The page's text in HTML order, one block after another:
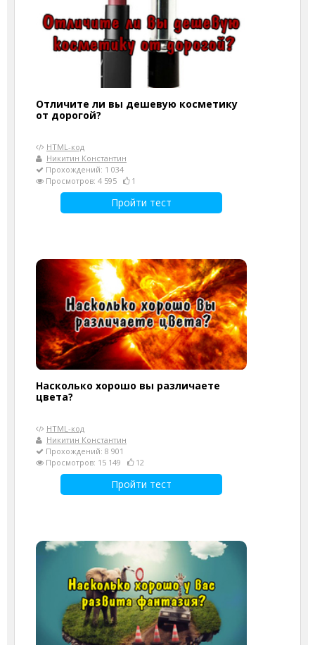
Отличите ли вы дешевую косметику
от дорогой?
HTML-код
Никитин Константин
Прохождений: 1 034
Просмотров: 4 595
1
Пройти тест
Насколько хорошо вы различаете
цвета?
HTML-код
Никитин Константин
Прохождений: 8 901
Просмотров: 15 149
12
Пройти тест